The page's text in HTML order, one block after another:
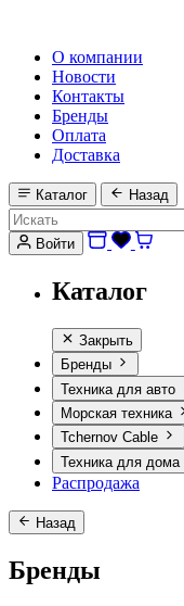
О компании
Новости
Контакты
Бренды
Оплата
Доставка
Каталог Назад
Войти
Каталог
Закрыть
Бренды
Техника для авто
Морская техника
Tchernov Cable
Техника для дома
Распродажа
Назад
Бренды